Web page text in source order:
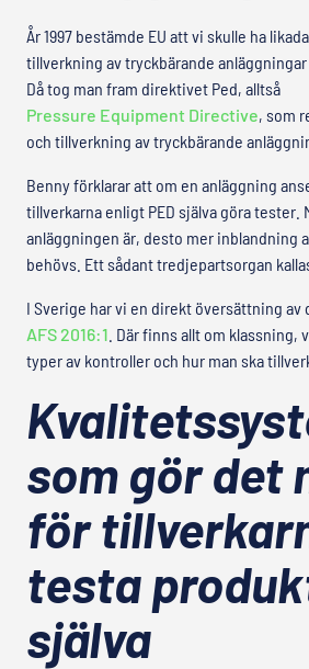
År 1997 bestämde EU att vi skulle ha
tillverkning av tryckbärande anläggningar
Då tog man fram direktivet Ped, alltså
Pressure Equipment Directive, som
och tillverkning av tryckbärande
Benny förklarar att om en anläggning
tillverkarna enligt PED själva göra tester.
anläggningen är, desto mer inblandning
behövs. Ett sådant tredjepartsorgan
I Sverige har vi en direkt översättning
AFS 2016:1 . Där finns allt om klassning,
typer av kontroller och hur man ska
som gör det
för
testa
själva